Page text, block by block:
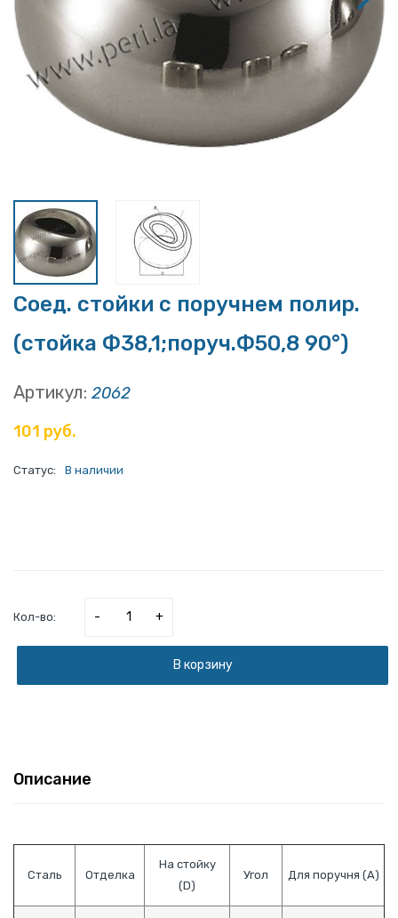
Соед. стойки с поручнем полир.
(стойка Ф38,1;поруч.Ф50,8 90°)
Артикул: 2062
101 руб.
Статус: В наличии
Кол-во: - +
В корзину
Описание
Сталь Отделка
На стойку
(D)
Угол Для поручня (А)